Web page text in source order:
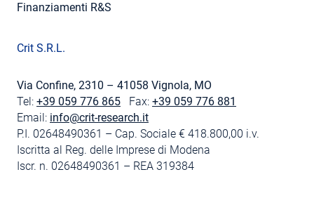
Finanziamenti R&S
Crit S.R.L.
Via Confine, 2310 – 41058 Vignola, MO
Tel: +39 059 776 865 Fax: +39 059 776 881
Email: info@crit-research.it
P.I. 02648490361 – Cap. Sociale € 418.800,00 i.v.
Iscritta al Reg. delle Imprese di Modena
Iscr. n. 02648490361 – REA 319384